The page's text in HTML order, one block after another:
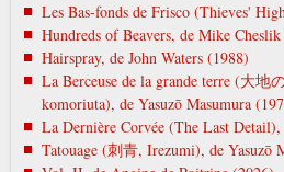
Les Bas-fonds de Frisco (Thieves'
Hundreds of Beavers, de Mike
Hairspray, de John Waters (1988)
La Berceuse de la grande terre (大地
komoriuta), de Yasuzō Masumura
La Dernière Corvée (The Last
Tatouage (刺青, Irezumi), de Yasuzō